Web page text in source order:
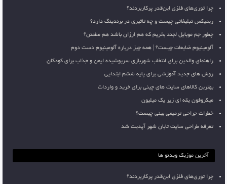
چرا توری‌های فلزی این‌قدر پرکاربردند؟
ریمیکس تبلیغاتی چیست و چه تاثیری در برندینگ دارد؟
چطور جم موبایل لجند بخریم که هم ارزان باشد هم مطمئن؟
آلومینیوم ضایعات چیست؟ | همه چیز درباره آلومینیوم دست دوم
راهنمای والدین برای انتخاب شهربازی سرپوشیده ایمن و جذاب برای کودکان
روش های جدید آموزشی برای پایه ششم ابتدایی
بهترین کالاهای سایت های چینی برای خرید و واردات
میکروفون یقه ای زیر یک میلیون
خطرات جراحی ترمیمی بینی چیست؟
تعرفه طراحی سایت تابان شهر آپدیت شد
آخرین موزیک ویدئو ها
چرا توری‌های فلزی این‌قدر پرکاربردند؟